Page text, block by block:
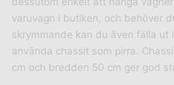
varuvagn i butiken, och behöver
skrymmande kan du även fälla ut
använda chassit som pirra.
cm och bredden 50 cm ger god